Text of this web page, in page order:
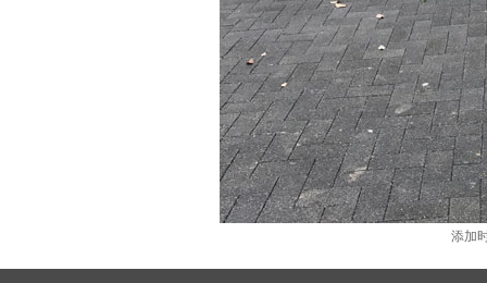
添加